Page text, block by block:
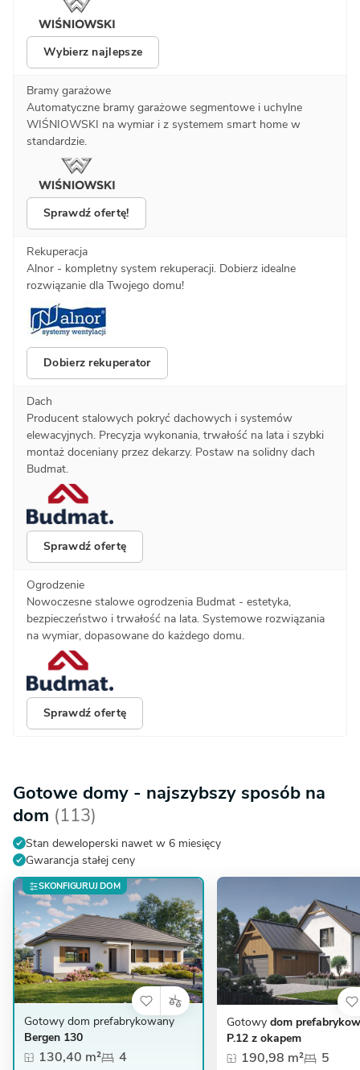
Wybierz najlepsze
Bramy garażowe
Automatyczne bramy garażowe segmentowe i uchylne
WIŚNIOWSKI na wymiar i z systemem smart home w
standardzie.
Sprawdź ofertę!
Rekuperacja
Alnor - kompletny system rekuperacji. Dobierz idealne
rozwiązanie dla Twojego domu!
Dobierz rekuperator
Dach
Producent stalowych pokryć dachowych i systemów
elewacyjnych. Precyzja wykonania, trwałość na lata i szybki
montaż doceniany przez dekarzy. Postaw na solidny dach
Budmat.
Sprawdź ofertę
Ogrodzenie
Nowoczesne stalowe ogrodzenia Budmat - estetyka,
bezpieczeństwo i trwałość na lata. Systemowe rozwiązania
na wymiar, dopasowane do każdego domu.
Sprawdź ofertę
Gotowe domy - najszybszy sposób na
dom (113)
Stan deweloperski nawet w 6 miesięcy
Gwarancja stałej ceny
SKONFIGURUJ DOM
Gotowy dom prefabrykowany
Bergen 130
130,40 m² 4
Gotowy dom
P.12 z okapem
190,98 m² 5